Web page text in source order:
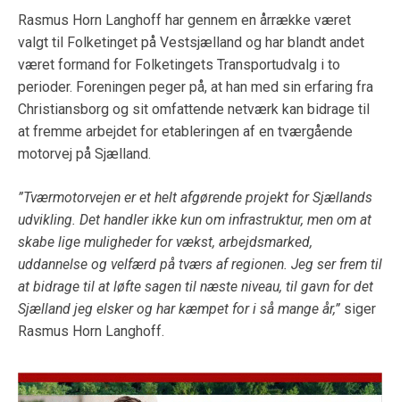
Rasmus Horn Langhoff har gennem en årrække været
valgt til Folketinget på Vestsjælland og har blandt andet
været formand for Folketingets Transportudvalg i to
perioder. Foreningen peger på, at han med sin erfaring fra
Christiansborg og sit omfattende netværk kan bidrage til
at fremme arbejdet for etableringen af en tværgående
motorvej på Sjælland.
”Tværmotorvejen er et helt afgørende projekt for Sjællands
udvikling. Det handler ikke kun om infrastruktur, men om at
skabe lige muligheder for vækst, arbejdsmarked,
uddannelse og velfærd på tværs af regionen. Jeg ser frem til
at bidrage til at løfte sagen til næste niveau, til gavn for det
Sjælland jeg elsker og har kæmpet for i så mange år,” siger
Rasmus Horn Langhoff.